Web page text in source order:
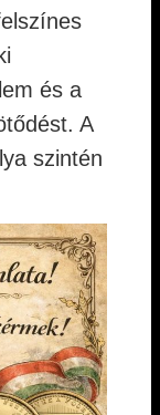
és a
A
szintén